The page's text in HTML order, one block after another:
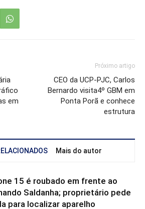
em
Próximo artigo
CEO da UCP-PJC, Carlos
Bernardo visita4º GBM em
Ponta Porã e conhece
estrutura
Mais do autor
15 é roubado em frente ao
Saldanha; proprietário pede
para localizar aparelho